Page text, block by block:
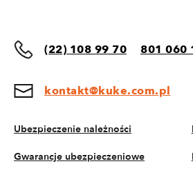
(22) 108 99 70 801 060
kontakt@kuke.com.pl
Ubezpieczenie należności
Gwarancje ubezpieczeniowe